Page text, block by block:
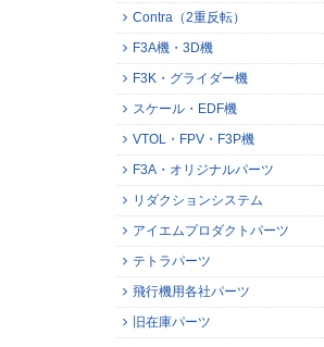
Contra（2重反転）
F3A機・3D機
F3K・グライダー機
スケール・EDF機
VTOL・FPV・F3P機
F3A・オリジナルパーツ
リダクションシステム
アイエムプロダクトパーツ
テトラパーツ
飛行機用各社パーツ
旧在庫パーツ